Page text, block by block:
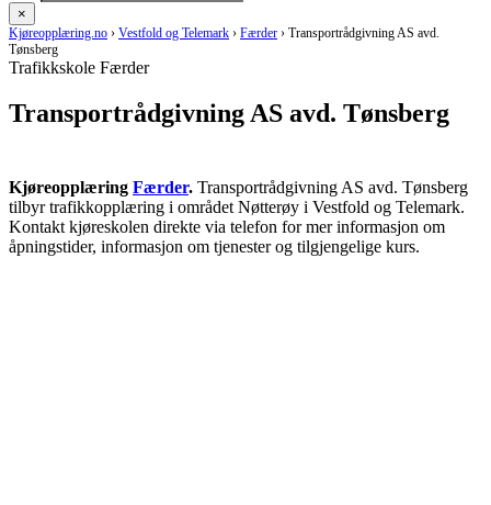
×
Kjøreopplæring.no › Vestfold og Telemark › Færder › Transportrådgivning AS avd.
Tønsberg
Trafikkskole Færder
Transportrådgivning AS avd. Tønsberg
Kjøreopplæring Færder. Transportrådgivning AS avd. Tønsberg
tilbyr trafikkopplæring i området Nøtterøy i Vestfold og Telemark.
Kontakt kjøreskolen direkte via telefon for mer informasjon om
åpningstider, informasjon om tjenester og tilgjengelige kurs.